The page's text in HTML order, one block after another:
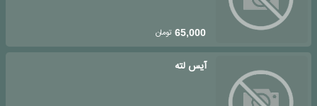
65,000 تومان
آیس لته